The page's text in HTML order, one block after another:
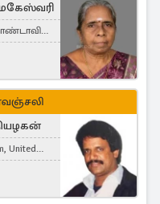
United